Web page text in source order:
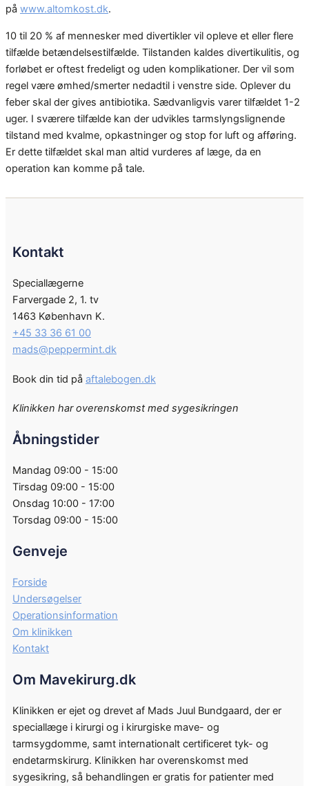
på www.altomkost.dk.
10 til 20 % af mennesker med divertikler vil opleve et eller flere
tilfælde betændelsestilfælde. Tilstanden kaldes divertikulitis, og
forløbet er oftest fredeligt og uden komplikationer. Der vil som
regel være ømhed/smerter nedadtil i venstre side. Oplever du
feber skal der gives antibiotika. Sædvanligvis varer tilfældet 1-2
uger. I sværere tilfælde kan der udvikles tarmslyngslignende
tilstand med kvalme, opkastninger og stop for luft og afføring.
Er dette tilfældet skal man altid vurderes af læge, da en
operation kan komme på tale.
Kontakt
Speciallægerne
Farvergade 2, 1. tv
1463 København K.
+45 33 36 61 00
mads@peppermint.dk
Book din tid på aftalebogen.dk
Klinikken har overenskomst med sygesikringen
Åbningstider
Mandag 09:00 - 15:00
Tirsdag 09:00 - 15:00
Onsdag 10:00 - 17:00
Torsdag 09:00 - 15:00
Genveje
Forside
Undersøgelser
Operationsinformation
Om klinikken
Kontakt
Om Mavekirurg.dk
Klinikken er ejet og drevet af Mads Juul Bundgaard, der er
speciallæge i kirurgi og i kirurgiske mave- og
tarmsygdomme, samt internationalt certificeret tyk- og
endetarmskirurg. Klinikken har overenskomst med
sygesikring, så behandlingen er gratis for patienter med